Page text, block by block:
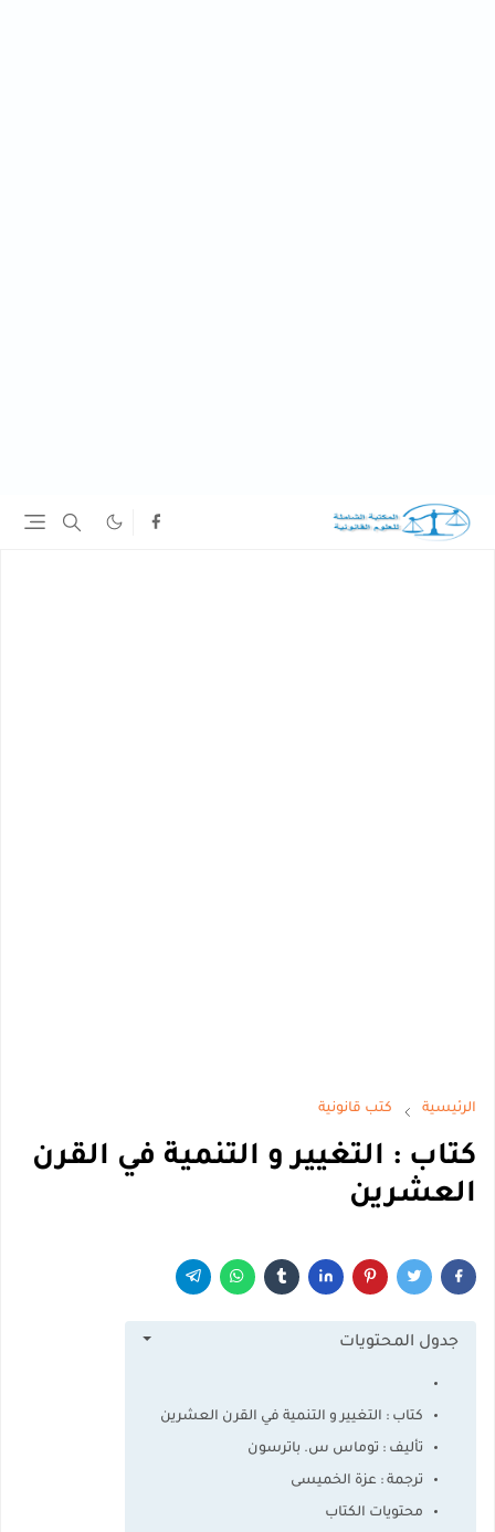
الرئيسية كتب قانونية
كتاب : التغيير و التنمية في القرن
العشرين
جدول المحتويات
كتاب : التغيير و التنمية في القرن العشرين
تأليف : توماس س. باترسون
ترجمة : عزة الخميسى
محتويات الكتاب